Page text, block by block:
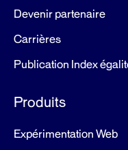
Devenir partenaire
Carrières
Publication Index
Produits
Expérimentation Web